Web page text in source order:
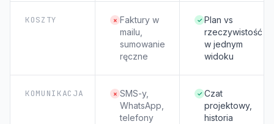
KOSZTY × Faktury w
mailu,
sumowanie
ręczne
✓ Plan vs
rzeczywistość
w jednym
widoku
KOMUNIKACJA × SMS-y,
WhatsApp,
telefony
✓ Czat
projektowy,
historia